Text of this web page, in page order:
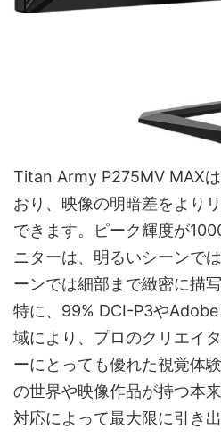
Titan Army P275MV MAX
おり、映像の明暗差をより
できます。ピーク輝度が
ニターは、明るいシーンで
ーンでは細部まで緻密に描
特に、99% DCI-P3や
域により、プロのクリエイ
ーにとっても優れた視覚体
の世界や映像作品が持つ本
対応によって最大限に引き